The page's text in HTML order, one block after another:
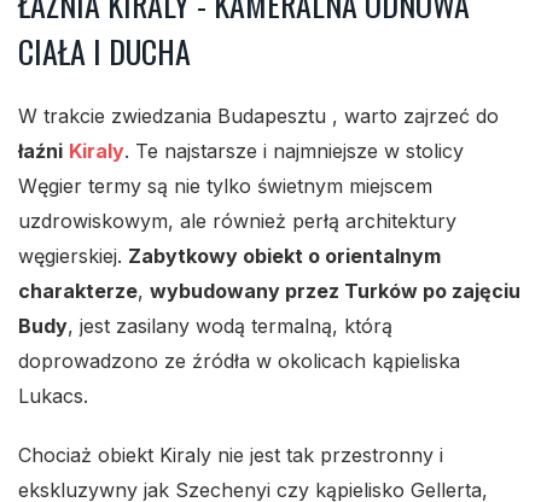
CIAŁA I DUCHA
W trakcie zwiedzania Budapesztu , warto zajrzeć do
łaźni Kiraly. Te najstarsze i najmniejsze w stolicy
Węgier termy są nie tylko świetnym miejscem
uzdrowiskowym, ale również perłą architektury
węgierskiej. Zabytkowy obiekt o orientalnym
charakterze, wybudowany przez Turków po zajęciu
Budy, jest zasilany wodą termalną, którą
doprowadzono ze źródła w okolicach kąpieliska
Lukacs.
Chociaż obiekt Kiraly nie jest tak przestronny i
ekskluzywny jak Szechenyi czy kąpielisko Gellerta,